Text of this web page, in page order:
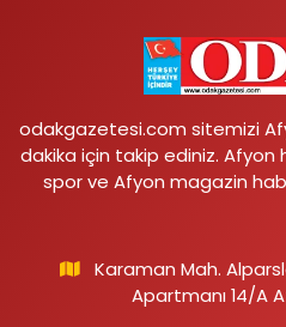
odakgazetesi.com sitemizi
dakika için takip ediniz. Afyon
spor ve Afyon magazin
Karaman Mah.
Apartmanı 14/A